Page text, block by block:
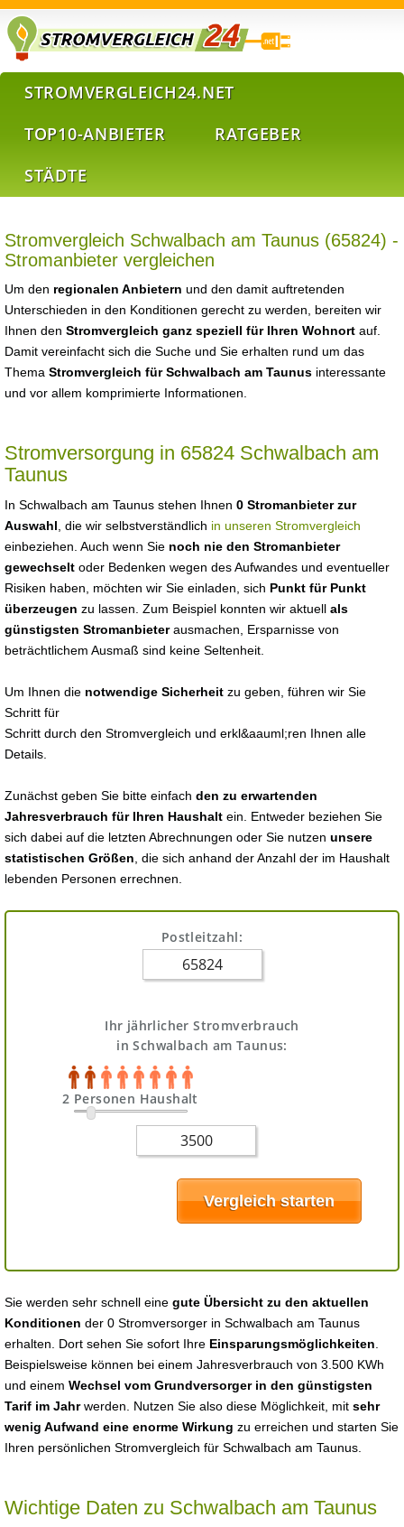
STROMVERGLEICH24.NET
TOP10-ANBIETER
RATGEBER
STÄDTE
Stromvergleich Schwalbach am Taunus (65824) -
Stromanbieter vergleichen
Um den regionalen Anbietern und den damit auftretenden
Unterschieden in den Konditionen gerecht zu werden, bereiten wir
Ihnen den Stromvergleich ganz speziell für Ihren Wohnort auf.
Damit vereinfacht sich die Suche und Sie erhalten rund um das
Thema Stromvergleich für Schwalbach am Taunus interessante
und vor allem komprimierte Informationen.
Stromversorgung in 65824 Schwalbach am
Taunus
In Schwalbach am Taunus stehen Ihnen 0 Stromanbieter zur
Auswahl , die wir selbstverständlich in unseren Stromvergleich
einbeziehen. Auch wenn Sie noch nie den Stromanbieter
gewechselt oder Bedenken wegen des Aufwandes und eventueller
Risiken haben, möchten wir Sie einladen, sich Punkt für Punkt
überzeugen zu lassen. Zum Beispiel konnten wir aktuell als
günstigsten Stromanbieterausmachen, Ersparnisse von
beträchtlichem Ausmaß sind keine Seltenheit.
Um Ihnen die notwendige Sicherheit zu geben, führen wir Sie
Schritt für
Schritt durch den Stromvergleich und erkl&aauml;ren Ihnen alle
Details.
Zunächst geben Sie bitte einfach den zu erwartenden
Jahresverbrauch für Ihren Haushalt ein. Entweder beziehen Sie
sich dabei auf die letzten Abrechnungen oder Sie nutzen unsere
statistischen Größen , die sich anhand der Anzahl der im Haushalt
lebenden Personen errechnen.
Postleitzahl:
Ihr jährlicher Stromverbrauch
in Schwalbach am Taunus:
2 Personen Haushalt
Sie werden sehr schnell eine gute Übersicht zu den aktuellen
Konditionen der 0 Stromversorger in Schwalbach am Taunus
erhalten. Dort sehen Sie sofort Ihre Einsparungsmöglichkeiten
Beispielsweise können bei einem Jahresverbrauch von 3.500 KWh
und einem Wechsel vom Grundversorger in den günstigsten
Tarif im Jahrwerden. Nutzen Sie also diese Möglichkeit, mit sehr
wenig Aufwand eine enorme Wirkung zu erreichen und starten Sie
Ihren persönlichen Stromvergleich für Schwalbach am Taunus.
Wichtige Daten zu Schwalbach am Taunus